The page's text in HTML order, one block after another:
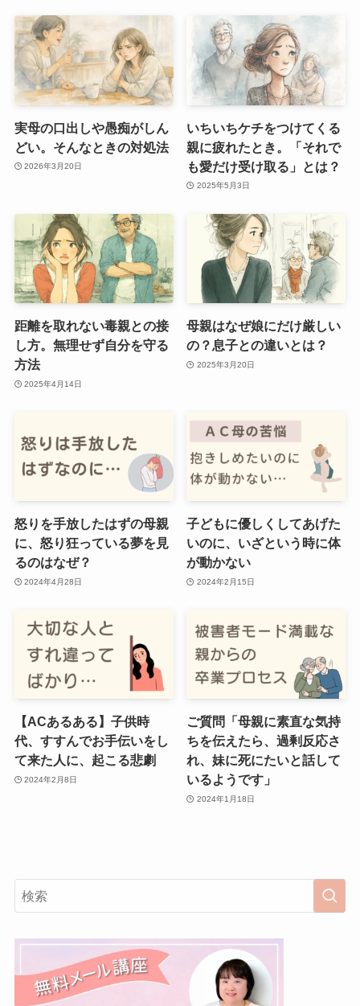
実母の口出しや愚痴がしん
どい。そんなときの対処法
2026年3月20日
いちいちケチをつけてくる
親に疲れたとき。「それで
も愛だけ受け取る」とは？
2025年5月3日
距離を取れない毒親との接
し方。無理せず自分を守る
方法
2025年4月14日
母親はなぜ娘にだけ厳しい
の？息子との違いとは？
2025年3月20日
怒りを手放したはずの母親
に、怒り狂っている夢を見
るのはなぜ？
2024年4月28日
子どもに優しくしてあげた
いのに、いざという時に体
が動かない
2024年2月15日
【ACあるある】子供時
代、すすんでお手伝いをし
て来た人に、起こる悲劇
2024年2月8日
ご質問「母親に素直な気持
ちを伝えたら、過剰反応さ
れ、妹に死にたいと話して
いるようです」
2024年1月18日